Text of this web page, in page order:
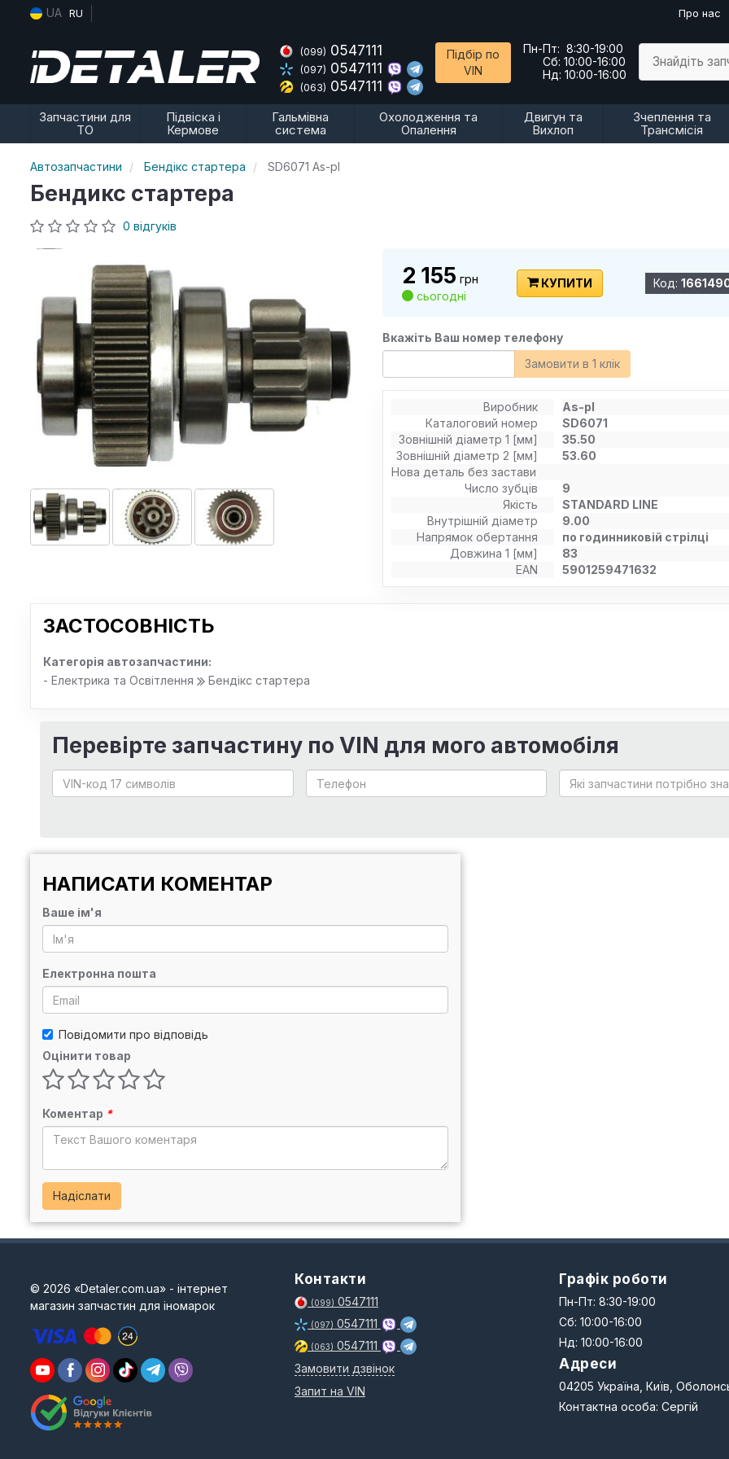
UA RU Про нас
(099) 0547111
(097) 0547111
(063) 0547111
Підбір по
VIN
Пн-Пт: 8:30-19:00
Сб: 10:00-16:00
Нд: 10:00-16:00
Знайдіть
Запчастини для
ТО
Підвіска і
Кермове
Гальмівна
система
Охолодження та
Опалення
Двигун та
Вихлоп
Зчеплення та
Трансмісія
Автозапчастини Бендікс стартера SD6071 As-pl
Бендикс стартера
0 відгуків
2 155 грн
сьогодні
КУПИТИ Код:
Вкажіть Ваш номер телефону
Замовити в 1 клік
Виробник
As-pl
Каталоговий номер
SD6071
Зовнішній діаметр 1 [мм]
35.50
Зовнішній діаметр 2 [мм]
53.60
Нова деталь без застави
Число зубців
9
Якість
STANDARD LINE
Внутрішній діаметр
9.00
Напрямок обертання
по годинниковій стрілці
Довжина 1 [мм]
83
EAN
5901259471632
ЗАСТОСОВНІСТЬ
Категорія автозапчастини:
- Електрика та Освітлення
Бендікс стартера
Перевірте запчастину по VIN для мого автомобіля
НАПИСАТИ КОМЕНТАР
Ваше ім'я
Електронна пошта
Повідомити про відповідь
Оцінити товар
Коментар *
Надіслати
© 2026 «Detaler.com.ua» - інтернет
магазин запчастин для іномарок
Контакти
(099) 0547111
(097) 0547111
(063) 0547111
Замовити дзвінок
Запит на VIN
Графік роботи
Пн-Пт: 8:30-19:00
Сб: 10:00-16:00
Нд: 10:00-16:00
Адреси
04205 Україна, Київ,
Контактна особа: Сергій